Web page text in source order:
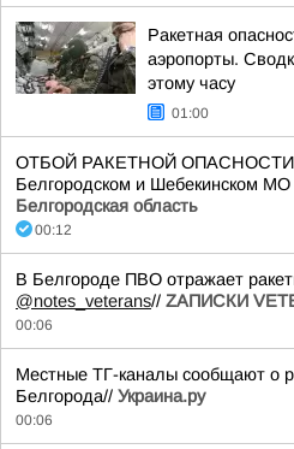
Ракетная
аэропорты.
этому часу
01:00
ОТБОЙ РАКЕТНОЙ ОПАСНОСТИ в
Белгородском и Шебекинском МО
Белгородская область
00:12
В Белгороде ПВО отражает
@notes_veterans// ZАПИСКИ
00:06
Местные ТГ-каналы сообщают о
Белгорода// Украина.ру
00:06